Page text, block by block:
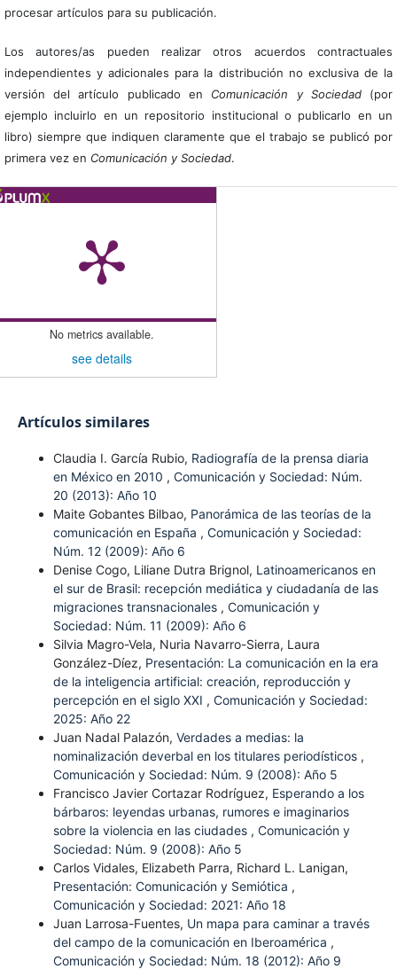
procesar artículos para su publicación.
Los autores/as pueden realizar otros acuerdos contractuales
independientes y adicionales para la distribución no exclusiva de la
versión del artículo publicado en Comunicación y Sociedad(por
ejemplo incluirlo en un repositorio institucional o publicarlo en un
libro) siempre que indiquen claramente que el trabajo se publicó por
primera vez en Comunicación y Sociedad.
No metrics available.
see details
Artículos similares
Claudia I. García Rubio, Radiografía de la prensa diaria
en México en 2010 , Comunicación y Sociedad: Núm.
20 (2013): Año 10
Maite Gobantes Bilbao, Panorámica de las teorías de la
comunicación en España , Comunicación y Sociedad:
Núm. 12 (2009): Año 6
Denise Cogo, Liliane Dutra Brignol, Latinoamericanos en
el sur de Brasil: recepción mediática y ciudadanía de las
migraciones transnacionales , Comunicación y
Sociedad: Núm. 11 (2009): Año 6
Silvia Magro-Vela, Nuria Navarro-Sierra, Laura
González-Díez, Presentación: La comunicación en la era
de la inteligencia artificial: creación, reproducción y
percepción en el siglo XXI , Comunicación y Sociedad:
2025: Año 22
Juan Nadal Palazón, Verdades a medias: la
nominalización deverbal en los titulares periodísticos ,
Comunicación y Sociedad: Núm. 9 (2008): Año 5
Francisco Javier Cortazar Rodríguez, Esperando a los
bárbaros: leyendas urbanas, rumores e imaginarios
sobre la violencia en las ciudades , Comunicación y
Sociedad: Núm. 9 (2008): Año 5
Carlos Vidales, Elizabeth Parra, Richard L. Lanigan,
Presentación: Comunicación y Semiótica ,
Comunicación y Sociedad: 2021: Año 18
Juan Larrosa-Fuentes, Un mapa para caminar a través
del campo de la comunicación en Iberoamérica ,
Comunicación y Sociedad: Núm. 18 (2012): Año 9